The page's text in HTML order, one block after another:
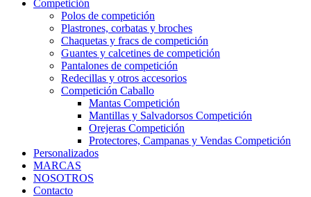
Competición
Polos de competición
Plastrones, corbatas y broches
Chaquetas y fracs de competición
Guantes y calcetines de competición
Pantalones de competición
Redecillas y otros accesorios
Competición Caballo
Mantas Competición
Mantillas y Salvadorsos Competición
Orejeras Competición
Protectores, Campanas y Vendas Competición
Personalizados
MARCAS
NOSOTROS
Contacto